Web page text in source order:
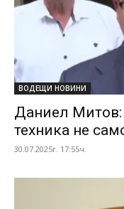
ВОДЕЩИ НОВИНИ
Даниел
техника не
30.07.2025г. 17:55ч.